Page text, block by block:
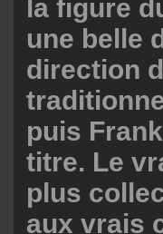
la figure
une belle
direction
puis
titre. Le
plus
aux vrais